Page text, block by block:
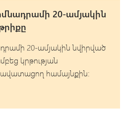
20-ամյակին
20-ամյակին նվիրված
կրթության
համայնքին։